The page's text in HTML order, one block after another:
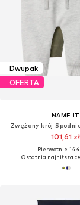
Dwupak
OFERTA
NAME IT
Zwężany krój
101,61 zł
Pierwotnie:
Ostatnia najniższa